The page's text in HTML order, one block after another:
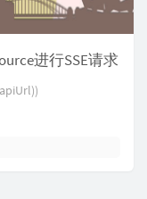
进行SSE请求